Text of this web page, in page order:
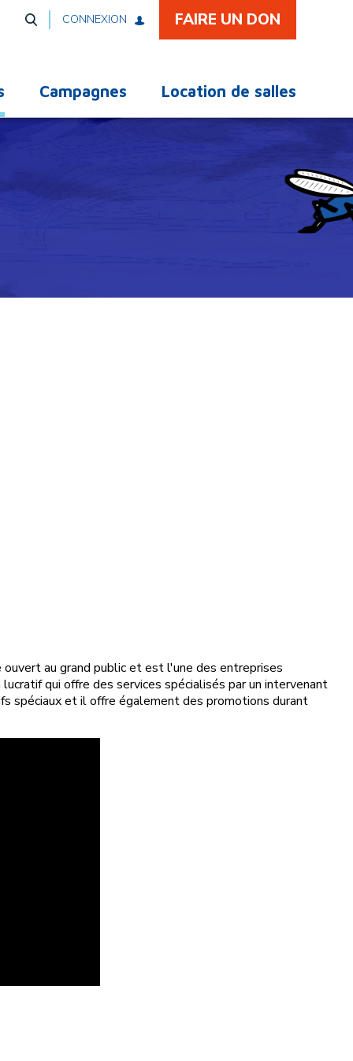
CONNEXION FAIRE UN DON
Campagnes Location de salles
au grand public et est l'une des entreprises
qui offre des services spécialisés par un intervenant
spéciaux et il offre également des promotions durant